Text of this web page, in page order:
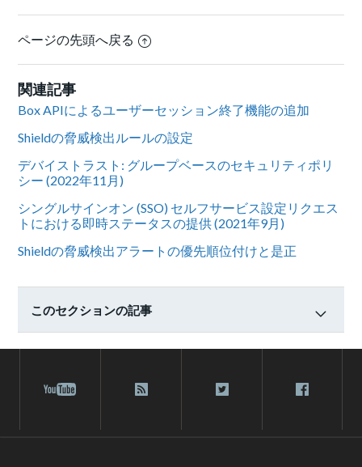
ページの先頭へ戻る
関連記事
Box APIによるユーザーセッション終了機能の追加
Shieldの脅威検出ルールの設定
デバイストラスト: グループベースのセキュリティポリ
シー (2022年11月)
シングルサインオン (SSO) セルフサービス設定リクエス
トにおける即時ステータスの提供 (2021年9月)
Shieldの脅威検出アラートの優先順位付けと是正
このセクションの記事